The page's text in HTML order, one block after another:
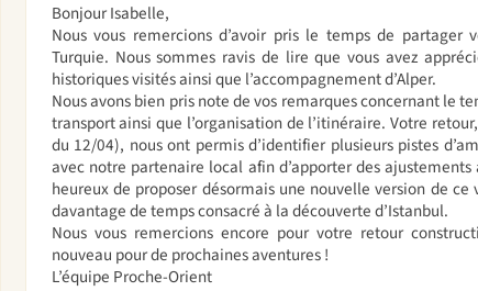
Bonjour Isabelle,
Nous vous remercions d’avoir pris le temps de
Turquie. Nous sommes ravis de lire que vous avez
historiques visités ainsi que l’accompagnement d’Alper.
Nous avons bien pris note de vos remarques concernant le
transport ainsi que l’organisation de l’itinéraire. Votre
du 12/04), nous ont permis d’identifier plusieurs pistes
avec notre partenaire local afin d’apporter des
heureux de proposer désormais une nouvelle version de
davantage de temps consacré à la découverte d’Istanbul.
Nous vous remercions encore pour votre retour
nouveau pour de prochaines aventures !
L’équipe Proche-Orient